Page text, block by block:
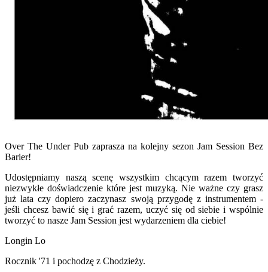
Over The Under Pub zaprasza na kolejny sezon Jam Session Bez
Barier!
Udostępniamy naszą scenę wszystkim chcącym razem tworzyć
niezwykłe doświadczenie które jest muzyką. Nie ważne czy grasz
już lata czy dopiero zaczynasz swoją przygodę z instrumentem -
jeśli chcesz bawić się i grać razem, uczyć się od siebie i wspólnie
tworzyć to nasze Jam Session jest wydarzeniem dla ciebie!
Longin Lo
Rocznik '71 i pochodzę z Chodzieży.